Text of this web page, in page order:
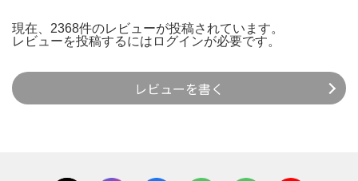
現在、2368件のレビューが投稿されています。
レビューを投稿するには ログインが必要です。
レビューを書く